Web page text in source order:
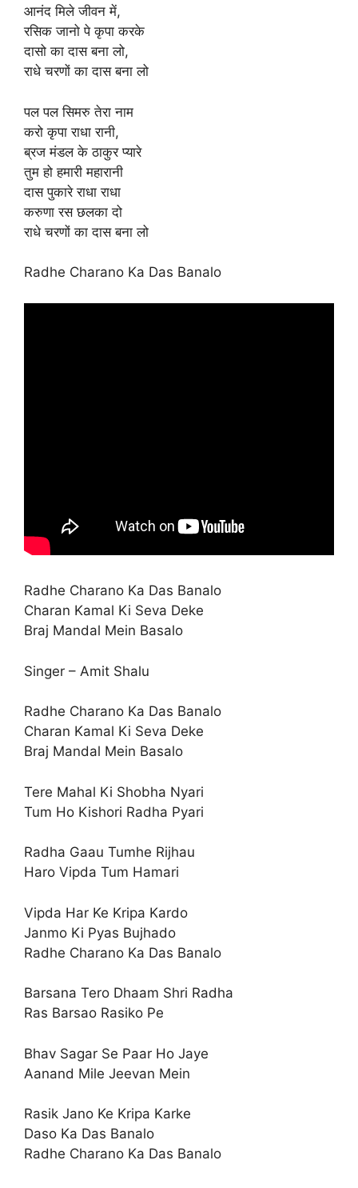
आनंद मिले जीवन में,
रसिक जानो पे कृपा करके
दासो का दास बना लो,
राधे चरणों का दास बना लो
पल पल सिमरु तेरा नाम
करो कृपा राधा रानी,
ब्रज मंडल के ठाकुर प्यारे
तुम हो हमारी महारानी
दास पुकारे राधा राधा
करुणा रस छलका दो
राधे चरणों का दास बना लो
Radhe Charano Ka Das Banalo
Radhe Charano Ka Das Banalo
Charan Kamal Ki Seva Deke
Braj Mandal Mein Basalo
Singer – Amit Shalu
Radhe Charano Ka Das Banalo
Charan Kamal Ki Seva Deke
Braj Mandal Mein Basalo
Tere Mahal Ki Shobha Nyari
Tum Ho Kishori Radha Pyari
Radha Gaau Tumhe Rijhau
Haro Vipda Tum Hamari
Vipda Har Ke Kripa Kardo
Janmo Ki Pyas Bujhado
Radhe Charano Ka Das Banalo
Barsana Tero Dhaam Shri Radha
Ras Barsao Rasiko Pe
Bhav Sagar Se Paar Ho Jaye
Aanand Mile Jeevan Mein
Rasik Jano Ke Kripa Karke
Daso Ka Das Banalo
Radhe Charano Ka Das Banalo